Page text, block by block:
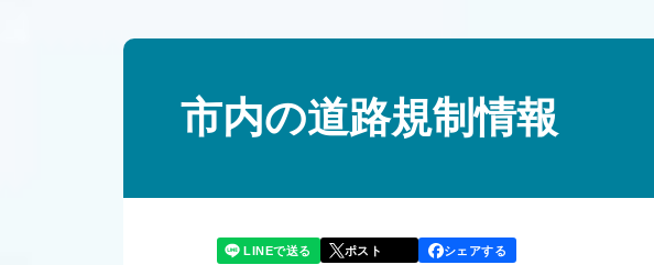
市内の道路規制情報
LINEで送る ポスト シェアする